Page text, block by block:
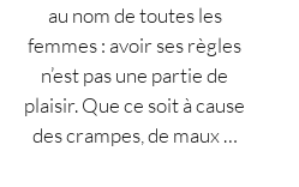
au nom de toutes les
femmes : avoir ses règles
n’est pas une partie de
plaisir. Que ce soit à cause
des crampes, de maux …